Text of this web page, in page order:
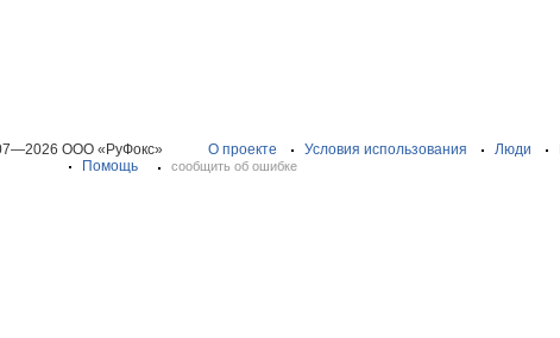
ООО «РуФокс» О проекте Условия использования Люди
Помощь
сообщить об ошибке